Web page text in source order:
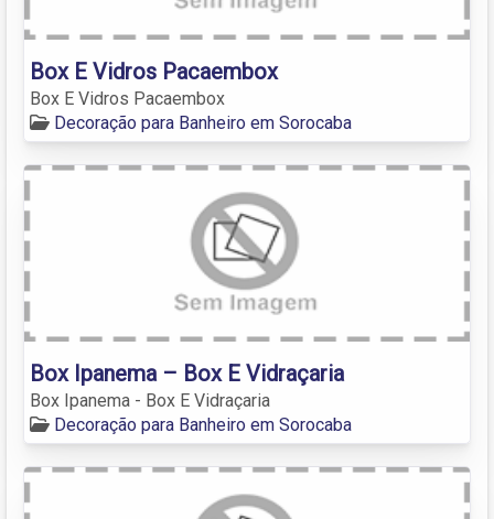
Box E Vidros Pacaembox
Box E Vidros Pacaembox
Decoração para Banheiro em Sorocaba
Box Ipanema – Box E Vidraçaria
Box Ipanema - Box E Vidraçaria
Decoração para Banheiro em Sorocaba